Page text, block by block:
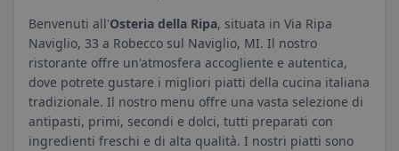
Benvenuti all'Osteria della Ripa, situata in Via Ripa
Naviglio, 33 a Robecco sul Naviglio, MI. Il nostro
ristorante offre un'atmosfera accogliente e autentica,
dove potrete gustare i migliori piatti della cucina italiana
tradizionale. Il nostro menu offre una vasta selezione di
antipasti, primi, secondi e dolci, tutti preparati con
ingredienti freschi e di alta qualità. I nostri piatti sono